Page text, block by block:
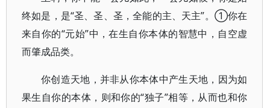
终如是，是“圣、圣、圣，全能的主、天主”。①你在
来自你的“元始”中，在生自你本体的智慧中，自空虚
而肇成品类。
你创造天地，并非从你本体中产生天地，因为如
果生自你的本体，则和你的“独子”相等，从而也和你